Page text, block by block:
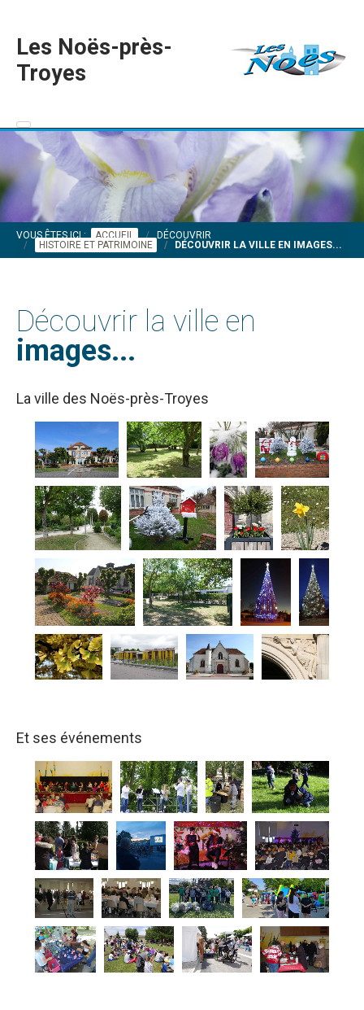
Les Noës-près-
Troyes
VOUS ÊTES ICI : ACCUEIL
DÉCOUVRIR
HISTOIRE ET PATRIMOINE
DÉCOUVRIR LA VILLE EN IMAGES...
Découvrir la ville en
images...
La ville des Noës-près-Troyes
Et ses événements